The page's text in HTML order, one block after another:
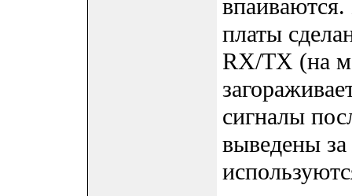
платы
RX/TX (на
сигналы
выведены